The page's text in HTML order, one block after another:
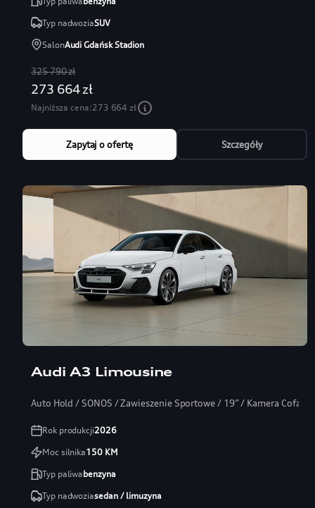
Typ nadwoziaSUV
SalonAudi Gdańsk Stadion
325 790 zł
273 664 zł
Najniższa cena:273 664 zł
Zapytaj o ofertę Szczegóły
Audi A3 Limousine
Auto Hold / SONOS / Zawieszenie Sportowe / 19” / Kamera Cofania
Rok produkcji2026
Moc silnika150KM
Typ paliwabenzyna
Typ nadwoziasedan / limuzyna